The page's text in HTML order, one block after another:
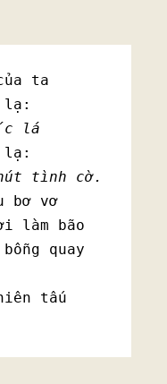
ta
lá
tình cờ.
bơ vơ
làm bão
quay
tấu